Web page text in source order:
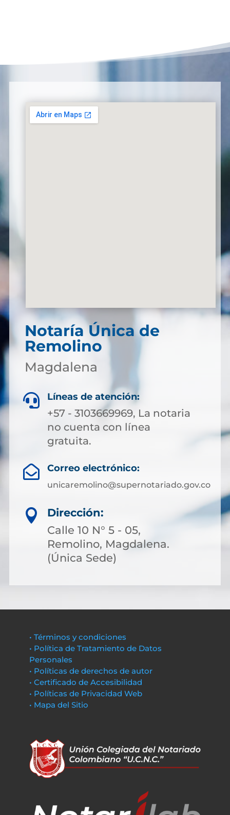
Notaría Única de
Remolino
Magdalena
 Líneas de atención:
+57 - 3103669969, La notaria
no cuenta con línea
gratuita.
 Correo electrónico:
unicaremolino@supernotariado.gov.co

Dirección:
Calle 10 N° 5 - 05,
Remolino, Magdalena.
(Única Sede)
• Términos y condiciones
• Política de Tratamiento de Datos
Personales
• Políticas de derechos de autor
• Certificado de Accesibilidad
• Políticas de Privacidad Web
• Mapa del Sitio